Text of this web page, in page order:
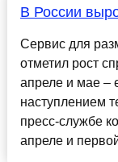
В России
Сервис для
отметил рост
апреле и мае –
наступлением
пресс-службе
апреле и